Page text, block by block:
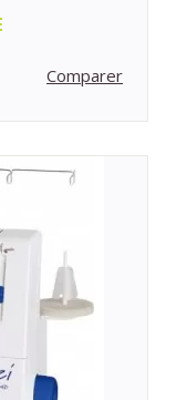
Comparer